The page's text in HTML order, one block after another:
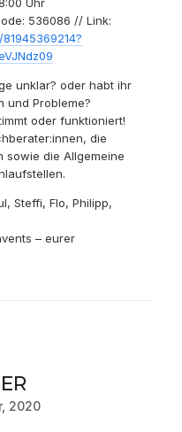
536086 // Link:
unklar? oder habt ihr
und Probleme?
oder funktioniert!
die
sowie die Allgemeine
Steffi, Flo, Philipp,
– eurer
2020